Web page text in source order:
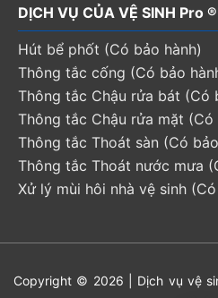
DỊCH VỤ CỦA VỆ SINH Pro ®
Hút bể phốt (Có bảo hành)
Thông tắc cống (Có bảo
Thông tắc Chậu rửa bát (Có
Thông tắc Chậu rửa mặt (Có
Thông tắc Thoát sàn (Có
Thông tắc Thoát nước mưa
Xử lý mùi hôi nhà vệ sinh
Copyright © 2026 | Dịch vụ vệ